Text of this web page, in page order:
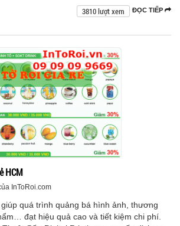
ĐỌC TIẾP
3810 lượt xem
HCM
InToRoi.com
quá trình quảng bá hình ảnh, thương
đạt hiệu quả cao và tiết kiệm chi phí.